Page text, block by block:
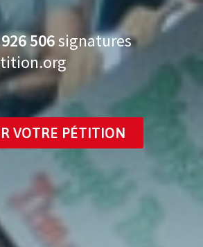
518signatures
VOTRE PÉTITION